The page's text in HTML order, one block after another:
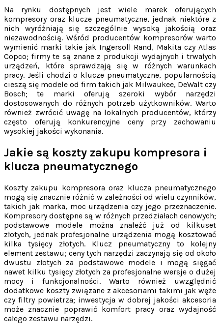
Na rynku dostępnych jest wiele marek oferujących
kompresory oraz klucze pneumatyczne, jednak niektóre z
nich wyróżniają się szczególnie wysoką jakością oraz
niezawodnością. Wśród producentów kompresorów warto
wymienić marki takie jak Ingersoll Rand, Makita czy Atlas
Copco; firmy te są znane z produkcji wydajnych i trwałych
urządzeń, które sprawdzają się w różnych warunkach
pracy. Jeśli chodzi o klucze pneumatyczne, popularnością
cieszą się modele od firm takich jak Milwaukee, DeWalt czy
Bosch; te marki oferują szeroki wybór narzędzi
dostosowanych do różnych potrzeb użytkowników. Warto
również zwrócić uwagę na lokalnych producentów, którzy
często oferują konkurencyjne ceny przy zachowaniu
wysokiej jakości wykonania.
Jakie są koszty zakupu kompresora i
klucza pneumatycznego
Koszty zakupu kompresora oraz klucza pneumatycznego
mogą się znacznie różnić w zależności od wielu czynników,
takich jak marka, moc urządzenia czy jego przeznaczenie.
Kompresory dostępne są w różnych przedziałach cenowych;
podstawowe modele można znaleźć już od kilkuset
złotych, jednak profesjonalne urządzenia mogą kosztować
kilka tysięcy złotych. Klucz pneumatyczny to kolejny
element zestawu; ceny tych narzędzi zaczynają się od około
dwustu złotych za podstawowe modele i mogą sięgać
nawet kilku tysięcy złotych za profesjonalne wersje o dużej
mocy i funkcjonalności. Warto również uwzględnić
dodatkowe koszty związane z akcesoriami takimi jak węże
czy filtry powietrza; inwestycja w dobrej jakości akcesoria
może znacznie poprawić komfort pracy oraz wydajność
całego zestawu narzędzi.